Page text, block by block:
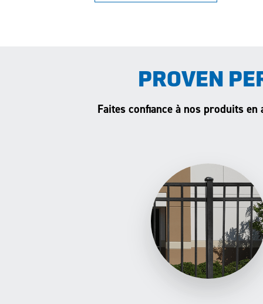
PROVEN
Faites confiance à nos produits